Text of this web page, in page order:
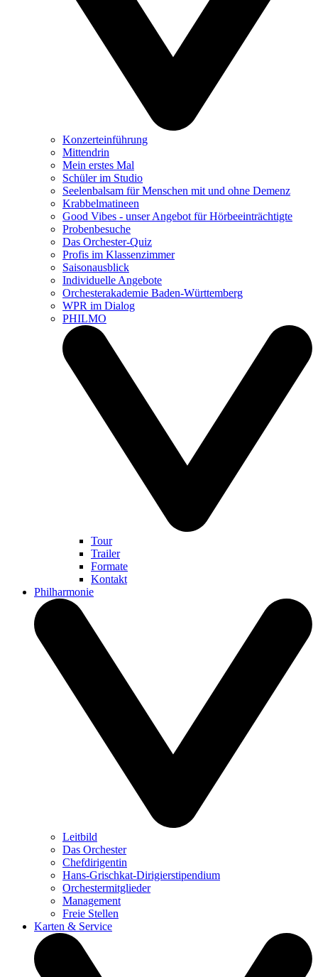
Konzerteinführung
Mittendrin
Mein erstes Mal
Schüler im Studio
Seelenbalsam für Menschen mit und ohne Demenz
Krabbelmatineen
Good Vibes - unser Angebot für Hörbeeinträchtigte
Probenbesuche
Das Orchester-Quiz
Profis im Klassenzimmer
Saisonausblick
Individuelle Angebote
Orchesterakademie Baden-Württemberg
WPR im Dialog
PHILMO
Tour
Trailer
Formate
Kontakt
Philharmonie
Leitbild
Das Orchester
Chefdirigentin
Hans-Grischkat-Dirigierstipendium
Orchestermitglieder
Management
Freie Stellen
Karten & Service